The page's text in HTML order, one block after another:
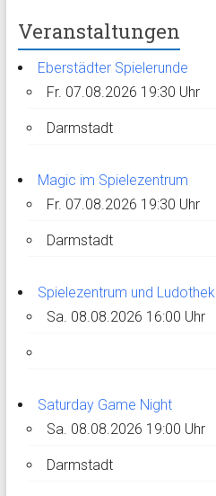
Veranstaltungen
Eberstädter Spielerunde
Fr. 07.08.2026 19:30 Uhr
Darmstadt
Magic im Spielezentrum
Fr. 07.08.2026 19:30 Uhr
Darmstadt
Spielezentrum und Ludothek
Sa. 08.08.2026 16:00 Uhr
Saturday Game Night
Sa. 08.08.2026 19:00 Uhr
Darmstadt